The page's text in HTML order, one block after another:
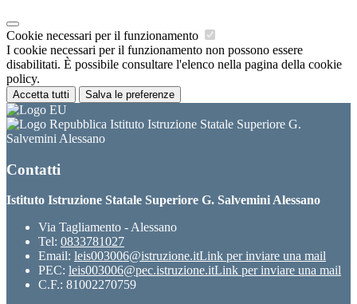
Cookie necessari per il funzionamento
I cookie necessari per il funzionamento non possono essere
disabilitati. È possibile consultare l'elenco nella pagina della cookie
policy.
Accetta tutti Salva le preferenze
Istituto Istruzione Statale Superiore G.
Salvemini Alessano
Contatti
Istituto Istruzione Statale Superiore G. Salvemini Alessano
Via Tagliamento - Alessano
Tel: 0833781027
Email: leis003006@istruzione.itLink per inviare una mail
PEC: leis003006@pec.istruzione.itLink per inviare una mail
C.F.: 81002270759